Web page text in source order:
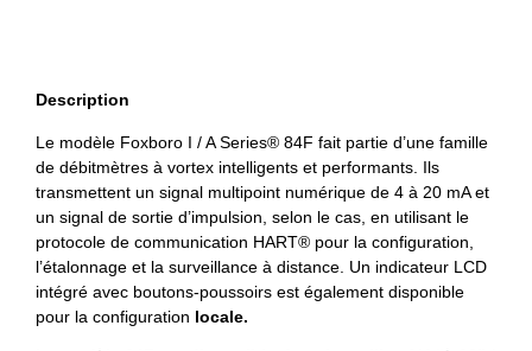
Description
Le modèle Foxboro I / A Series® 84F fait partie d’une famille
de débitmètres à vortex intelligents et performants. Ils
transmettent un signal multipoint numérique de 4 à 20 mA et
un signal de sortie d’impulsion, selon le cas, en utilisant le
protocole de communication HART® pour la configuration,
l’étalonnage et la surveillance à distance. Un indicateur LCD
intégré avec boutons-poussoirs est également disponible
pour la configuration locale.